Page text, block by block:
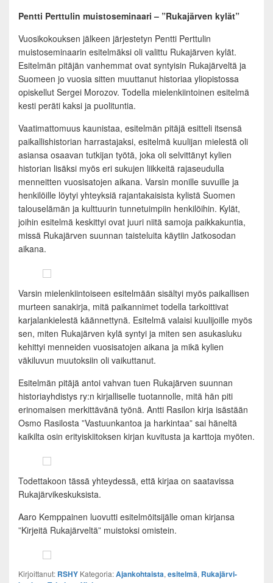
Pentti Perttulin muistoseminaari – ”Rukajärven kylät”
Vuosikokouksen jälkeen järjestetyn Pentti Perttulin
muistoseminaarin esitelmäksi oli valittu Rukajärven kylät.
Esitelmän pitäjän vanhemmat ovat syntyisin Rukajärveltä ja
Suomeen jo vuosia sitten muuttanut historiaa yliopistossa
opiskellut Sergei Morozov. Todella mielenkiintoinen esitelmä
kesti peräti kaksi ja puolituntia.
Vaatimattomuus kaunistaa, esitelmän pitäjä esitteli itsensä
paikallishistorian harrastajaksi, esitelmä kuulijan mielestä oli
asiansa osaavan tutkijan työtä, joka oli selvittänyt kylien
historian lisäksi myös eri sukujen liikkeitä rajaseudulla
menneitten vuosisatojen aikana. Varsin monille suvuille ja
henkilöille löytyi yhteyksiä rajantakaisista kylistä Suomen
talouselämän ja kulttuurin tunnetuimpiin henkilöihin. Kylät,
joihin esitelmä keskittyi ovat juuri niitä samoja paikkakuntia,
missä Rukajärven suunnan taisteluita käytiin Jatkosodan
aikana.
Varsin mielenkiintoiseen esitelmään sisältyi myös paikallisen
murteen sanakirja, mitä paikannimet todella tarkoittivat
karjalankielestä käännettynä. Esitelmä valaisi kuulijoille myös
sen, miten Rukajärven kylä syntyi ja miten sen asukasluku
kehittyi menneiden vuosisatojen aikana ja mikä kylien
väkiluvun muutoksiin oli vaikuttanut.
Esitelmän pitäjä antoi vahvan tuen Rukajärven suunnan
historiayhdistys ry:n kirjalliselle tuotannolle, mitä hän piti
erinomaisen merkittävänä työnä. Antti Rasilon kirja isästään
Osmo Rasilosta ”Vastuunkantoa ja harkintaa” sai häneltä
kaikilta osin erityiskiitoksen kirjan kuvitusta ja karttoja myöten.
Todettakoon tässä yhteydessä, että kirjaa on saatavissa
Rukajärvikeskuksista.
Aaro Kemppainen luovutti esitelmöitsijälle oman kirjansa
”Kirjeitä Rukajärveltä” muistoksi omistein.
Kirjoittanut: RSHY Kategoria:Ajankohtaista, esitelmä, Rukajärvi-